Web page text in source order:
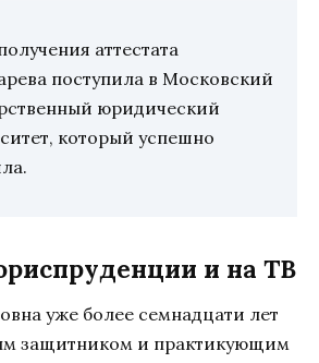
аттестата
поступила в Московский
юридический
который успешно
и на ТВ
уже более семнадцати лет
защитником и практикующим